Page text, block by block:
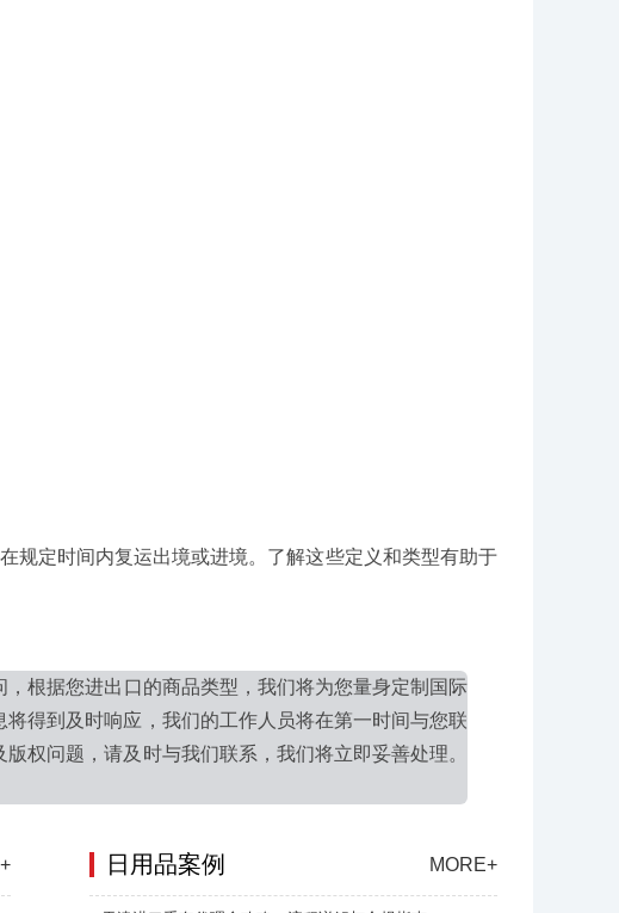
定时间内复运出境或进境。了解这些定义和类型有助于
根据您进出口的商品类型，我们将为您量身定制国际
得到及时响应，我们的工作人员将在第一时间与您联
权问题，请及时与我们联系，我们将立即妥善处理。
日用品案例 MORE+